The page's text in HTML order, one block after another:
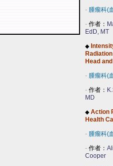
- 腫瘤科(
- 作者：
EdD, MT
◆
Head
- 腫瘤科(
- 作者：
MD
◆ Action
Health
- 腫瘤科(
- 作者：
Cooper